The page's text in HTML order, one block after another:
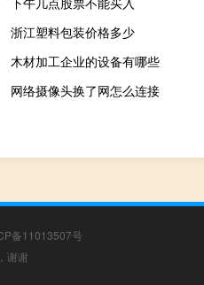
浙江塑料包装价格多少
木材加工企业的设备有哪些
网络摄像头换了网怎么连接
备11013507号
谢谢